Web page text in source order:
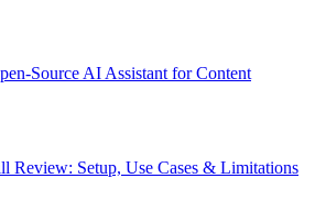
Source AI Assistant for Content
Review: Setup, Use Cases & Limitations